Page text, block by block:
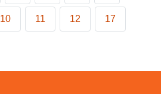
10 11 12 17